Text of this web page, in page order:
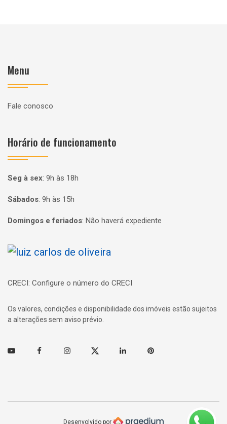
Menu
Fale conosco
Horário de funcionamento
Seg à sex: 9h às 18h
Sábados: 9h às 15h
Domingos e feriados: Não haverá expediente
Página inicial
CRECI: Configure o número do CRECI
Os valores, condições e disponibilidade dos imóveis estão sujeitos
a alterações sem aviso prévio.
Youtube FacebookInstagramTwitter Linkedin Pinterest
Desenvolvido por